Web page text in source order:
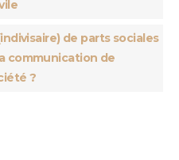
de parts sociales
communication de
?